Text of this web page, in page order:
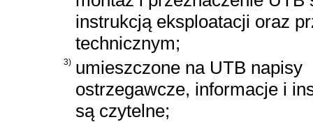
instrukcją eksploatacji oraz
technicznym;
3) umieszczone na UTB napisy
ostrzegawcze, informacje i
są czytelne;